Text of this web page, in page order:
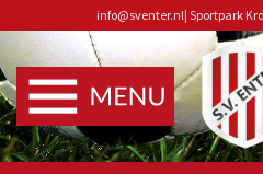
info@sventer.nl| Sportpark